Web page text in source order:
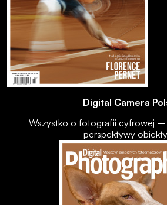
Digital Camera
Wszystko o fotografii cyfrowej –
perspektywy